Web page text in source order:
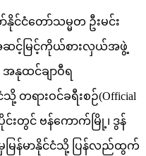
နိုင်ငံတော်သမ္မတ ဦးမင်း
ဆင့်မြင့်ကိုယ်စားလှယ်အဖွဲ့
အနုထင်ချာဝီရ
ရားဝင်ခရီးစဉ်(Official
င်းတွင် ဗန်ကောက်မြို့၊ ဒွန်
မြန်မာနိုင်ငံသို့ ပြန်လည်ထွက်